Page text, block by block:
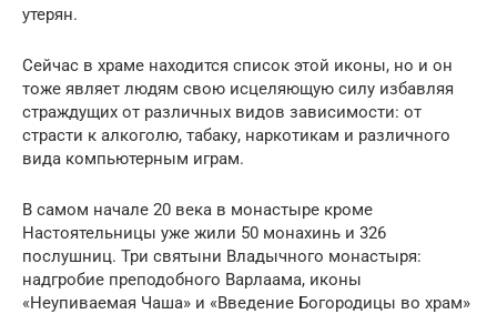
утерян.
Сейчас в храме находится список этой иконы, но и он
тоже являет людям свою исцеляющую силу избавляя
страждущих от различных видов зависимости: от
страсти к алкоголю, табаку, наркотикам и различного
вида компьютерным играм.
В самом начале 20 века в монастыре кроме
Настоятельницы уже жили 50 монахинь и 326
послушниц. Три святыни Владычного монастыря:
надгробие преподобного Варлаама, иконы
«Неупиваемая Чаша» и «Введение Богородицы во храм»